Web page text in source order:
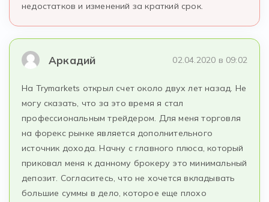
недостатков и изменений за краткий срок.
Аркадий 02.04.2020 в 09:02
На Trymarkets открыл счет около двух лет назад. Не
могу сказать, что за это время я стал
профессиональным трейдером. Для меня торговля
на форекс рынке является дополнительного
источник дохода. Начну с главного плюса, который
приковал меня к данному брокеру это минимальный
депозит. Согласитесь, что не хочется вкладывать
большие суммы в дело, которое еще плохо